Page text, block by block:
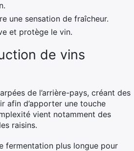
une sensation de fraîcheur.
et protège le vin.
de vins
de l’arrière-pays, créant des
afin d’apporter une touche
vient notamment des
raisins.
fermentation plus longue pour